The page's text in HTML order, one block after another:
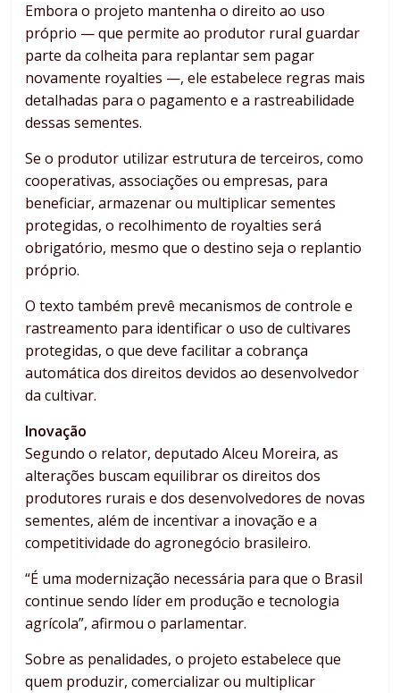
Embora o projeto mantenha o direito ao uso
próprio — que permite ao produtor rural guardar
parte da colheita para replantar sem pagar
novamente royalties —, ele estabelece regras mais
detalhadas para o pagamento e a rastreabilidade
dessas sementes.
Se o produtor utilizar estrutura de terceiros, como
cooperativas, associações ou empresas, para
beneficiar, armazenar ou multiplicar sementes
protegidas, o recolhimento de royalties será
obrigatório, mesmo que o destino seja o replantio
próprio.
O texto também prevê mecanismos de controle e
rastreamento para identificar o uso de cultivares
protegidas, o que deve facilitar a cobrança
automática dos direitos devidos ao desenvolvedor
da cultivar.
Inovação
Segundo o relator, deputado Alceu Moreira, as
alterações buscam equilibrar os direitos dos
produtores rurais e dos desenvolvedores de novas
sementes, além de incentivar a inovação e a
competitividade do agronegócio brasileiro.
“É uma modernização necessária para que o Brasil
continue sendo líder em produção e tecnologia
agrícola”, afirmou o parlamentar.
Sobre as penalidades, o projeto estabelece que
quem produzir, comercializar ou multiplicar